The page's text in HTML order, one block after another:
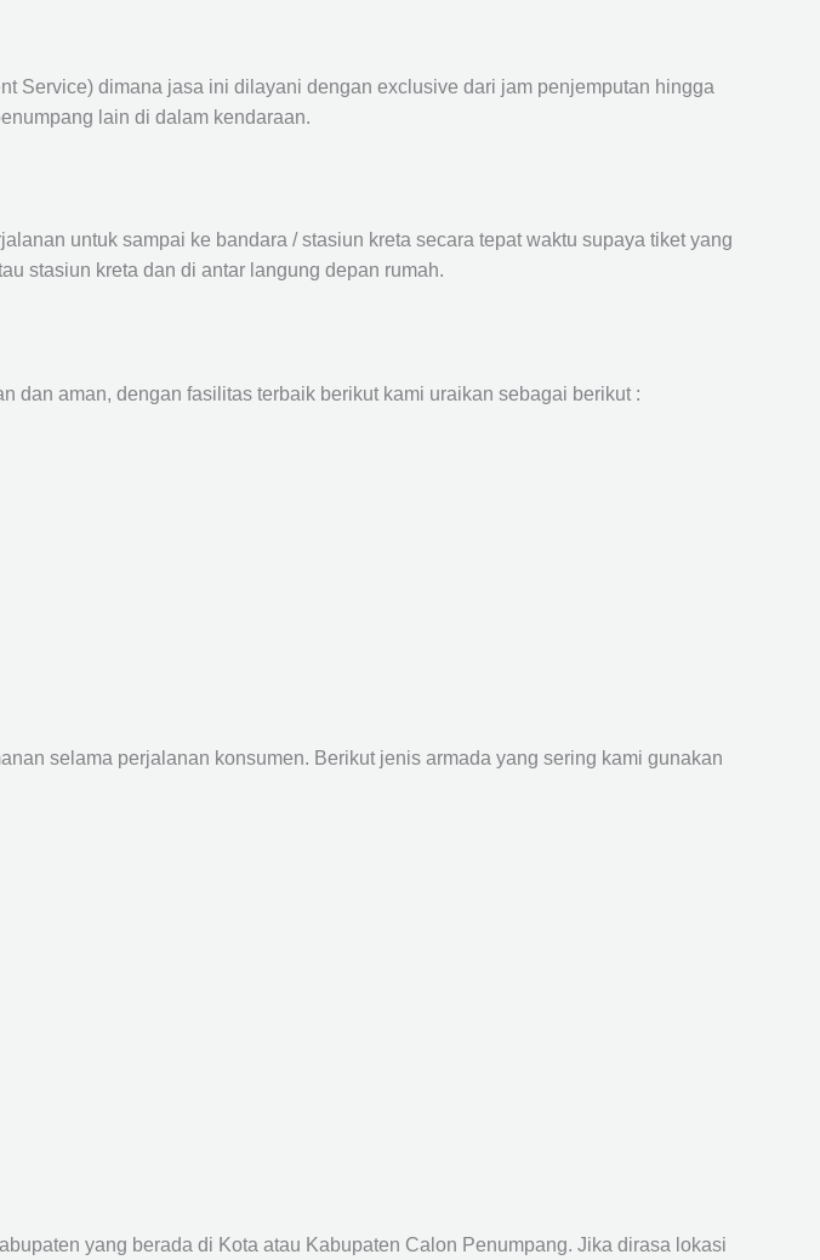
Service) dimana jasa ini dilayani dengan exclusive dari jam penjemputan hingga
lain di dalam kendaraan.
untuk sampai ke bandara / stasiun kreta secara tepat waktu supaya tiket yang
stasiun kreta dan di antar langung depan rumah.
dan aman, dengan fasilitas terbaik berikut kami uraikan sebagai berikut :
selama perjalanan konsumen. Berikut jenis armada yang sering kami gunakan
yang berada di Kota atau Kabupaten Calon Penumpang. Jika dirasa lokasi